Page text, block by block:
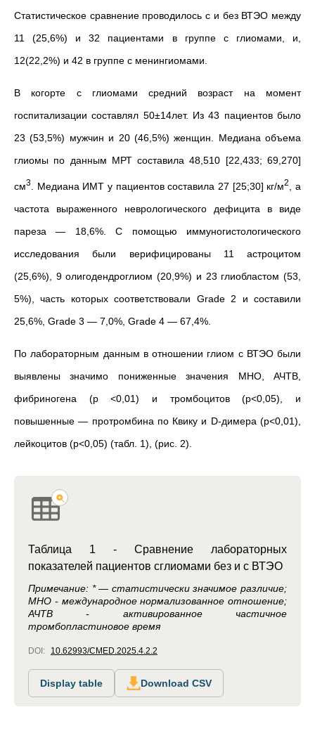
Статистическое сравнение проводилось с и без ВТЭО между
11 (25,6%) и 32 пациентами в группе с глиомами, и,
12(22,2%) и 42 в группе с менингиомами.
В когорте с глиомами средний возраст на момент
госпитализации составлял 50±14лет. Из 43 пациентов было
23 (53,5%) мужчин и 20 (46,5%) женщин. Медиана объема
глиомы по данным МРТ составила 48,510 [22,433; 69,270]
см3 . Медиана ИМТ у пациентов составила 27 [25;30] кг/м2
, а
частота выраженного неврологического дефицита в виде
пареза — 18,6%. С помощью иммуногистологического
исследования были верифицированы 11 астроцитом
(25,6%), 9 олигодендроглиом (20,9%) и 23 глиобластом (53,
5%), часть которых соответствовали Grade 2 и составили
25,6%, Grade 3 — 7,0%, Grade 4 — 67,4%.
По лабораторным данным в отношении глиом с ВТЭО были
выявлены значимо пониженные значения МНО, АЧТВ,
фибриногена (р <0,01) и тромбоцитов (р<0,05), и
повышенные — протромбина по Квику и D-димера (р<0,01),
лейкоцитов (р<0,05) (табл. 1), (рис. 2).
Таблица 1 - Сравнение лабораторных
показателей пациентов cглиомами без и с ВТЭО
Примечание: * — статистически значимое различие;
МНО - международное нормализованное отношение;
АЧТВ - активированное частичное
тромбопластиновое время
DOI: 10.62993/CMED.2025.4.2.2
Display table Download CSV